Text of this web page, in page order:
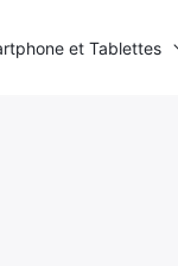
et Tablettes